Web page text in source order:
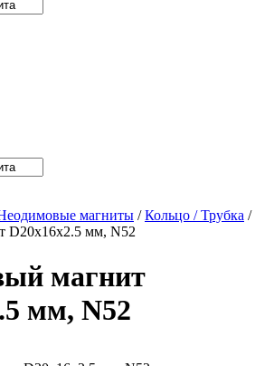
магниты /Кольцо / Трубка /
D20х16х2.5 мм, N52
магнит
мм, N52